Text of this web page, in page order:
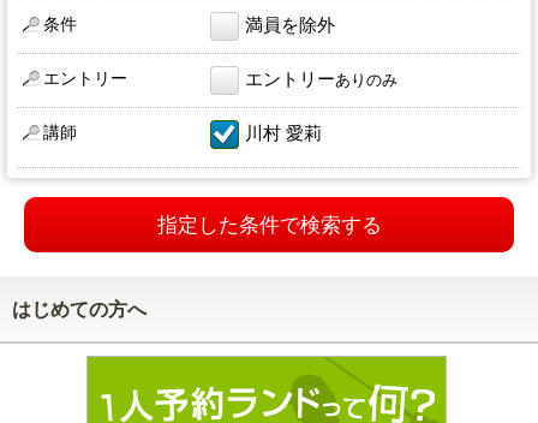
条件 満員を除外
エントリー エントリーありのみ
講師 川村 愛莉
指定した条件で検索する
はじめての方へ